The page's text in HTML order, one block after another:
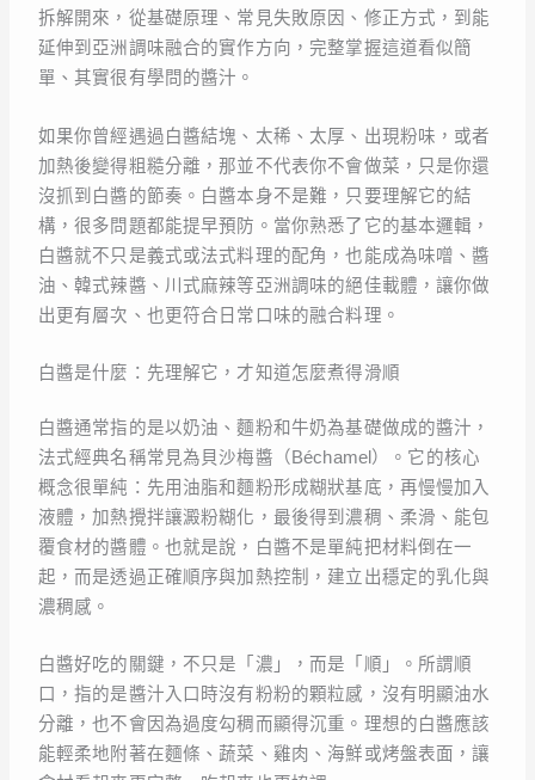
拆解開來，從基礎原理、常見失敗原因、修正方式，到能
延伸到亞洲調味融合的實作方向，完整掌握這道看似簡
單、其實很有學問的醬汁。
如果你曾經遇過白醬結塊、太稀、太厚、出現粉味，或者
加熱後變得粗糙分離，那並不代表你不會做菜，只是你還
沒抓到白醬的節奏。白醬本身不是難，只要理解它的結
構，很多問題都能提早預防。當你熟悉了它的基本邏輯，
白醬就不只是義式或法式料理的配角，也能成為味噌、醬
油、韓式辣醬、川式麻辣等亞洲調味的絕佳載體，讓你做
出更有層次、也更符合日常口味的融合料理。
白醬是什麼：先理解它，才知道怎麼煮得滑順
白醬通常指的是以奶油、麵粉和牛奶為基礎做成的醬汁，
法式經典名稱常見為貝沙梅醬（Béchamel）。它的核心
概念很單純：先用油脂和麵粉形成糊狀基底，再慢慢加入
液體，加熱攪拌讓澱粉糊化，最後得到濃稠、柔滑、能包
覆食材的醬體。也就是說，白醬不是單純把材料倒在一
起，而是透過正確順序與加熱控制，建立出穩定的乳化與
濃稠感。
白醬好吃的關鍵，不只是「濃」，而是「順」。所謂順
口，指的是醬汁入口時沒有粉粉的顆粒感，沒有明顯油水
分離，也不會因為過度勾稠而顯得沉重。理想的白醬應該
能輕柔地附著在麵條、蔬菜、雞肉、海鮮或烤盤表面，讓